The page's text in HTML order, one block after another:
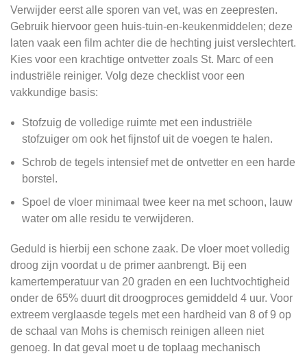
Verwijder eerst alle sporen van vet, was en zeepresten.
Gebruik hiervoor geen huis-tuin-en-keukenmiddelen; deze
laten vaak een film achter die de hechting juist verslechtert.
Kies voor een krachtige ontvetter zoals St. Marc of een
industriële reiniger. Volg deze checklist voor een
vakkundige basis:
Stofzuig de volledige ruimte met een industriële
stofzuiger om ook het fijnstof uit de voegen te halen.
Schrob de tegels intensief met de ontvetter en een harde
borstel.
Spoel de vloer minimaal twee keer na met schoon, lauw
water om alle residu te verwijderen.
Geduld is hierbij een schone zaak. De vloer moet volledig
droog zijn voordat u de primer aanbrengt. Bij een
kamertemperatuur van 20 graden en een luchtvochtigheid
onder de 65% duurt dit droogproces gemiddeld 4 uur. Voor
extreem verglaasde tegels met een hardheid van 8 of 9 op
de schaal van Mohs is chemisch reinigen alleen niet
genoeg. In dat geval moet u de toplaag mechanisch